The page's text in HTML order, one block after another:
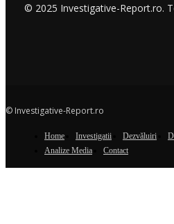
© 2025 Investigative-Report.ro.
© Investigative-Report.ro
Home Investigatii Dezvăluiri
Analize Media
Contact